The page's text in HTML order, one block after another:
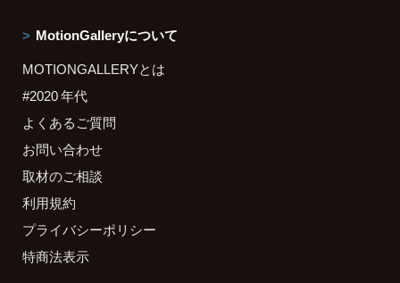
MotionGalleryについて
MOTIONGALLERYとは
#2020 年代
よくあるご質問
お問い合わせ
取材のご相談
利用規約
プライバシーポリシー
特商法表示